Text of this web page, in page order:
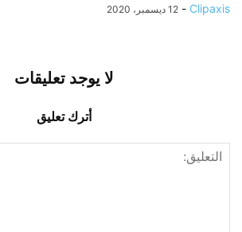
Clipaxis
- 12 ديسمبر، 2020
لا يوجد تعليقات
أترك تعليق